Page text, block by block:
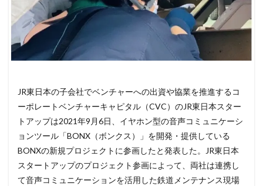
JR東日本の子会社でベンチャーへの出資や協業を推進するコ
ーポレートベンチャーキャピタル（CVC）のJR東日本スター
トアップは2021年9月6日、イヤホン型の音声コミュニケーシ
ョンツール「BONX（ボンクス）」を開発・提供している
BONXの新規プロジェクトに参画したと発表した。JR東日本
スタートアップのプロジェクト参画によって、両社は連携し
て音声コミュニケーションを活用した鉄道メンテナンス現場